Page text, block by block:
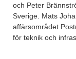
och Peter
Sverige. Mats
affärsområdet
för teknik och